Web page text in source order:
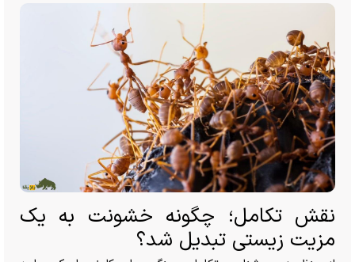
نقش تکامل؛ چگونه خشونت به یک
مزیت زیستی تبدیل شد؟